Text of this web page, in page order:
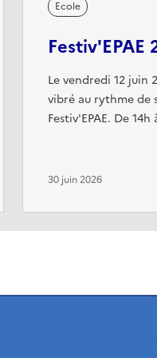
Ecole
Festiv'EPAE
Le vendredi 12 juin
vibré au rythme de
Festiv'EPAE. De
la base. Au
talents de l'école ;
Dance et de Ragga
30 juin 2026